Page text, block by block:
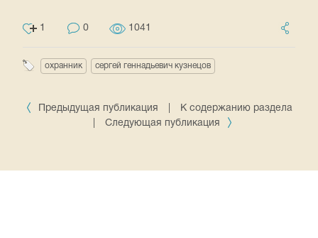
1 0 1041
охранник сергей геннадьевич кузнецов
Предыдущая публикация
К содержанию раздела
Следующая публикация